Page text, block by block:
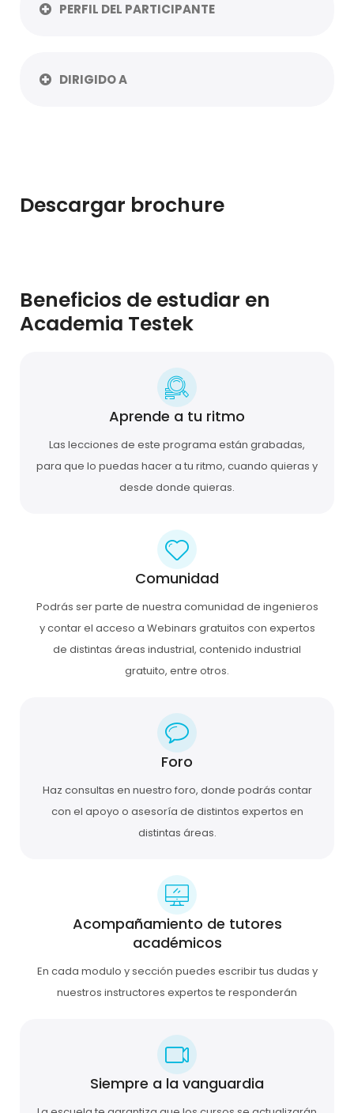
PERFIL DEL PARTICIPANTE
DIRIGIDO A
Descargar brochure
Beneficios de estudiar en
Academia Testek
Aprende a tu ritmo
Las lecciones de este programa están grabadas,
para que lo puedas hacer a tu ritmo, cuando quieras y
desde donde quieras.
Comunidad
Podrás ser parte de nuestra comunidad de ingenieros
y contar el acceso a Webinars gratuitos con expertos
de distintas áreas industrial, contenido industrial
gratuito, entre otros.
Acompañamiento de tutores
académicos
En cada modulo y sección puedes escribir tus dudas y
nuestros instructores expertos te responderán
Foro
Haz consultas en nuestro foro, donde podrás contar
con el apoyo o asesoría de distintos expertos en
distintas áreas.
Siempre a la vanguardia